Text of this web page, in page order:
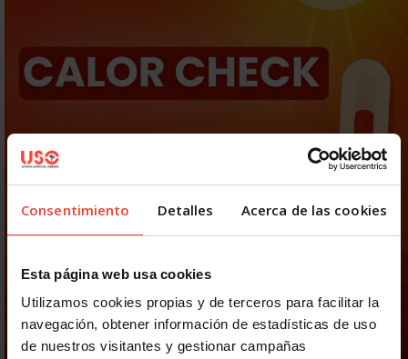
Consentimiento Detalles Acerca de las cookies
Esta página web usa cookies
Utilizamos cookies propias y de terceros para facilitar la
navegación, obtener información de estadísticas de uso
de nuestros visitantes y gestionar campañas